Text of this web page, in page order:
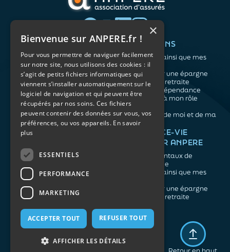
Mentions légales
Politique de confidentialité
QUI SOMMES-NOUS ?
L'association
Notre organisation
L’équipe
Les atouts du contrat
associatif
VOS BESOINS
Me protéger ainsi que mes
proches
Me constituer une épargne
Préparer ma retraite
Anticiper la dépendance
Me préparer à mon rôle
d'aidant
Prendre soin de moi et de ma
santé
NOS ARTICLES
Retraite
Prévoyance
Dépendance
Aidants
ASSURANCE-VIE
FACILE PAR ANPERE
Les fondamentaux de
l'assurance vie
Me protéger ainsi que mes
Me constituer une épargne
Préparer ma retraite
×
Bienvenue sur ANPERE.fr !
Pour vous permettre de naviguer facilement
sur notre site, nous utilisons des cookies : il
s’agit de petits fichiers informatiques qui
viennent s’installer automatiquement sur le
logiciel de navigation et qui peuvent être
récupérés par nos soins. Ces fichiers
peuvent contenir des données sur vous, vos
préférences, ou vos appareils. En savoir
plus
ESSENTIELS
PERFORMANCE
MARKETING
ACCEPTER TOUT REFUSER TOUT
AFFICHER LES DÉTAILS